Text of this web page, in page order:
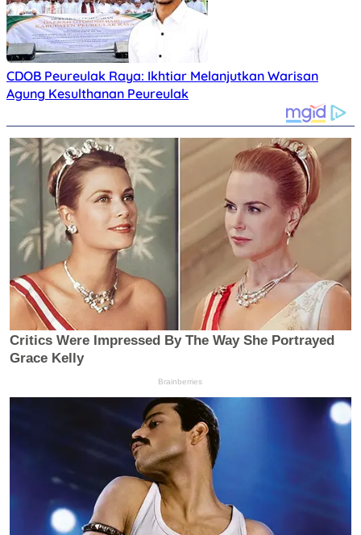
C‎DOB Peureulak Raya: Ikhtiar Melanjutkan Warisan
Agung Kesulthanan Peureulak